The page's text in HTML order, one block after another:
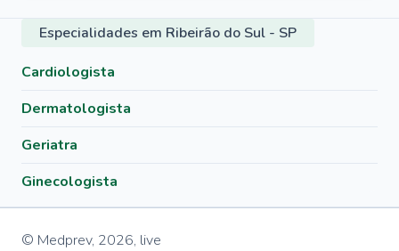
Especialidades em Ribeirão do Sul - SP
Cardiologista
Dermatologista
Geriatra
Ginecologista
© Medprev, 2026, live